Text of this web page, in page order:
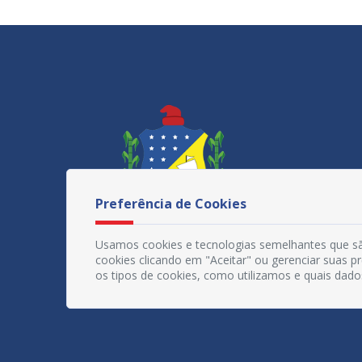
Preferência de Cookies
Usamos cookies e tecnologias semelhantes que
cookies clicando em "Aceitar" ou gerenciar suas
os tipos de cookies, como utilizamos e quais